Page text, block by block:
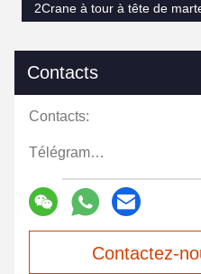
2Crane à tour à tête de
Contacts
Contacts:
Télégramme:
Contactez-